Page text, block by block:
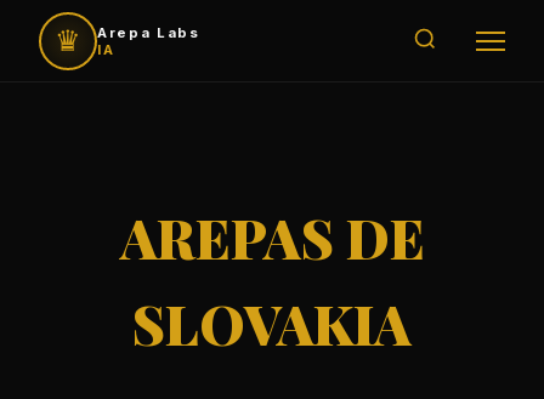
♛
Arepa Labs
IA
AREPAS DE
SLOVAKIA